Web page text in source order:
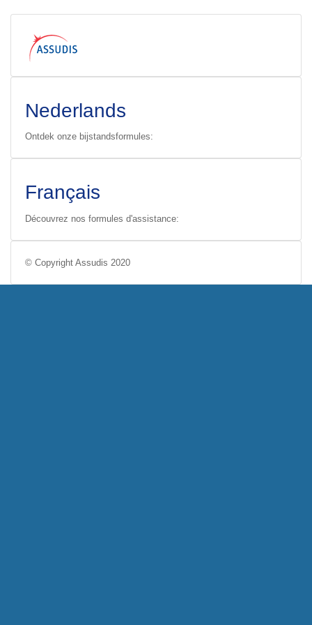
Nederlands
Ontdek onze bijstandsformules:
Français
Découvrez nos formules d'assistance:
© Copyright Assudis 2020